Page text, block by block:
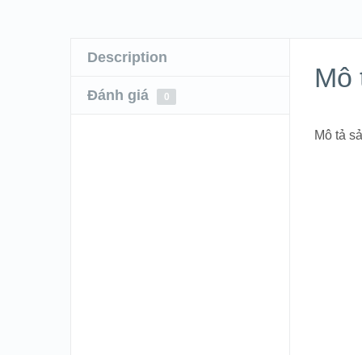
Description
Đánh giá 0
Mô
Mô tả